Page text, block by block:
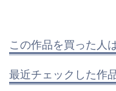
この作品を買った人
最近チェックした作